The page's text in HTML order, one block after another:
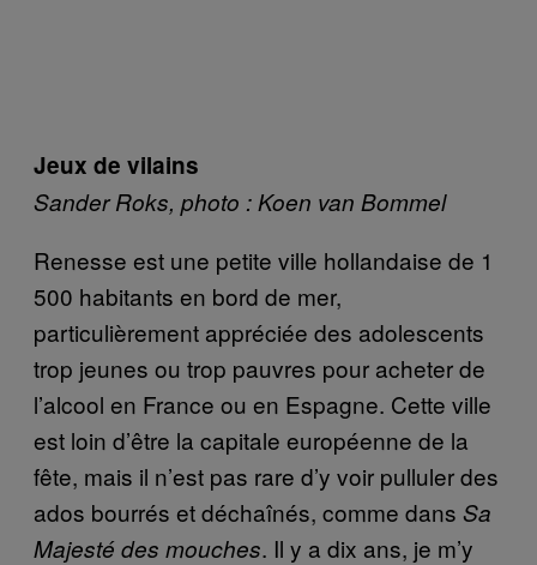
Jeux de vilains
Sander Roks, photo : Koen van Bommel
Renesse est une petite ville hollandaise de 1
500 habitants en bord de mer,
particulièrement appréciée des adolescents
trop jeunes ou trop pauvres pour acheter de
l’alcool en France ou en Espagne. Cette ville
est loin d’être la capitale européenne de la
fête, mais il n’est pas rare d’y voir pulluler des
ados bourrés et déchaînés, comme dans Sa
Majesté des mouches. Il y a dix ans, je m’y